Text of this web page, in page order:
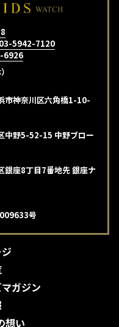
03-5942-7120
6926
市神奈川区六角橋1-10-
中野5-52-15 中野ブロー
座8丁目7番地先 銀座ナ
号
ガジン
想い